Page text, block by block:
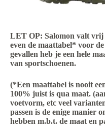
LET OP: Salomon valt vrij
even de maattabel* voor
gevallen heb je een hele
van sportschoenen.
(*Een maattabel is nooit
100% juist is qua maat.
voetvorm, etc veel
passen is de enige manier
hebben m.b.t. de maat en